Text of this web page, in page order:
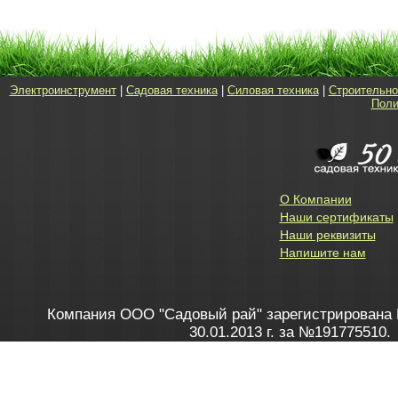
Электроинструмент| Садовая техника| Силовая техника|
О Компании
Наши сертификаты
Наши реквизиты
Напишите нам
Компания ООО "Садовый рай" зарегистрирована
30.01.2013 г. за №191775510.